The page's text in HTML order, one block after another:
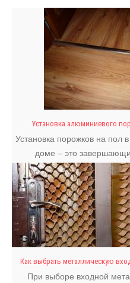
Установка алюминиевого
Установка порожков на пол
доме – это
напольного
Как выбрать металлическую
При выборе входной